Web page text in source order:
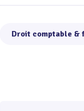
Droit comptable &